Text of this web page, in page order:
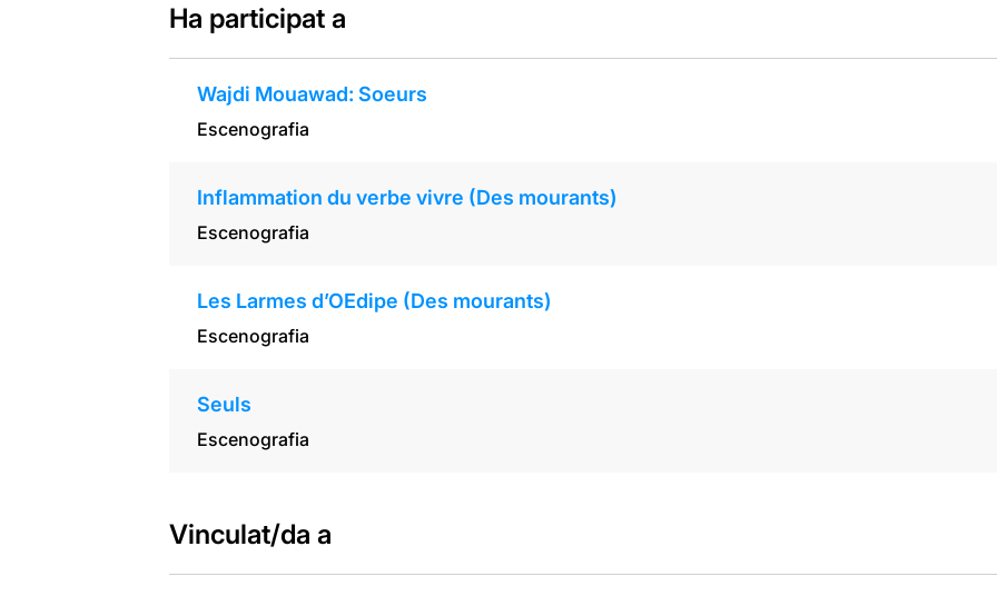
Ha participat a
Wajdi Mouawad: Soeurs
Escenografia
Inflammation du verbe vivre (Des mourants)
Escenografia
Les Larmes d’OEdipe (Des mourants)
Escenografia
Seuls
Escenografia
Vinculat/da a